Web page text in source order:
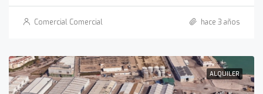
Comercial Comercial hace 3 años
ALQUILER